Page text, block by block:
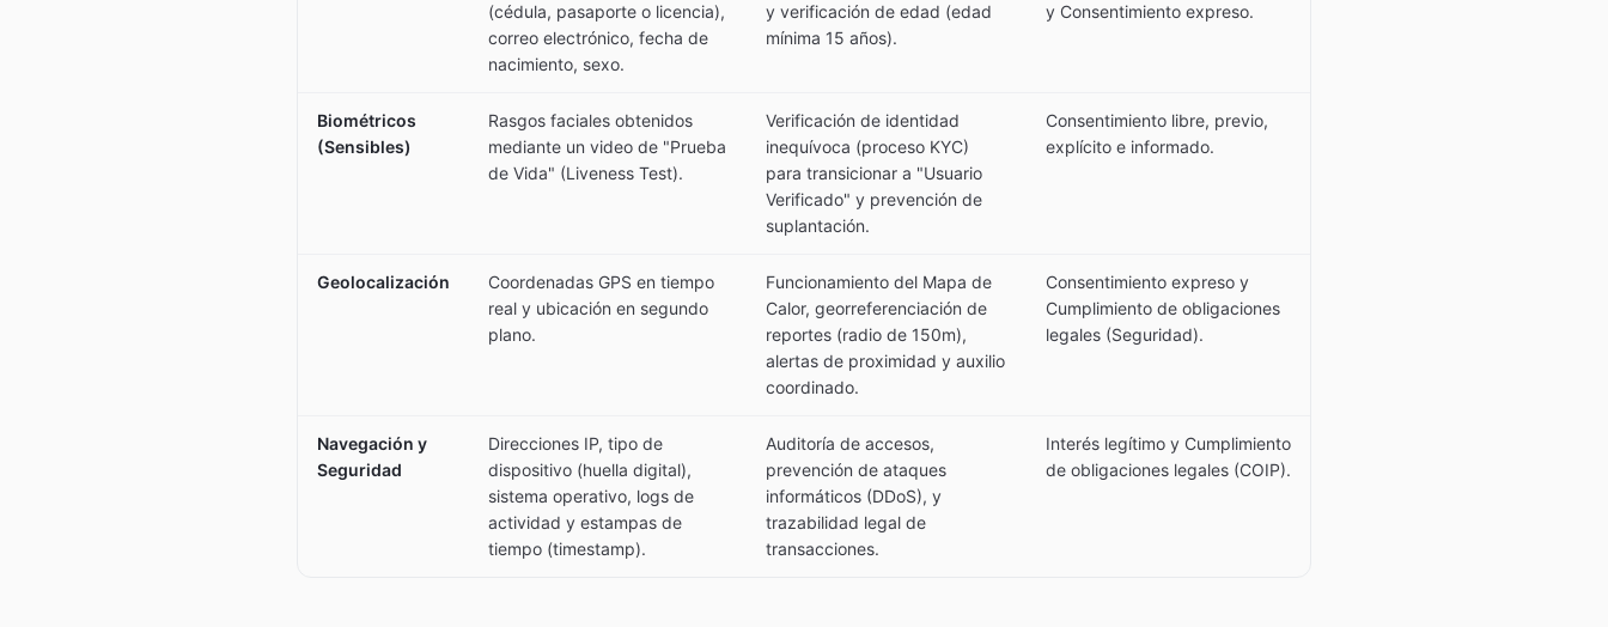
(cédula, pasaporte o licencia),
correo electrónico, fecha de
nacimiento, sexo.
y verificación de edad (edad
mínima 15 años).
y Consentimiento expreso.
Biométricos
(Sensibles)
Rasgos faciales obtenidos
mediante un video de "Prueba
de Vida" (Liveness Test).
Verificación de identidad
inequívoca (proceso KYC)
para transicionar a "Usuario
Verificado" y prevención de
suplantación.
Consentimiento libre, previo,
explícito e informado.
Geolocalización
Coordenadas GPS en tiempo
real y ubicación en segundo
plano.
Funcionamiento del Mapa de
Calor, georreferenciación de
reportes (radio de 150m),
alertas de proximidad y auxilio
coordinado.
Consentimiento expreso y
Cumplimiento de obligaciones
legales (Seguridad).
Navegación y
Seguridad
Direcciones IP, tipo de
dispositivo (huella digital),
sistema operativo, logs de
actividad y estampas de
tiempo (timestamp).
Auditoría de accesos,
prevención de ataques
informáticos (DDoS), y
trazabilidad legal de
transacciones.
Interés legítimo y Cumplimiento
de obligaciones legales (COIP).